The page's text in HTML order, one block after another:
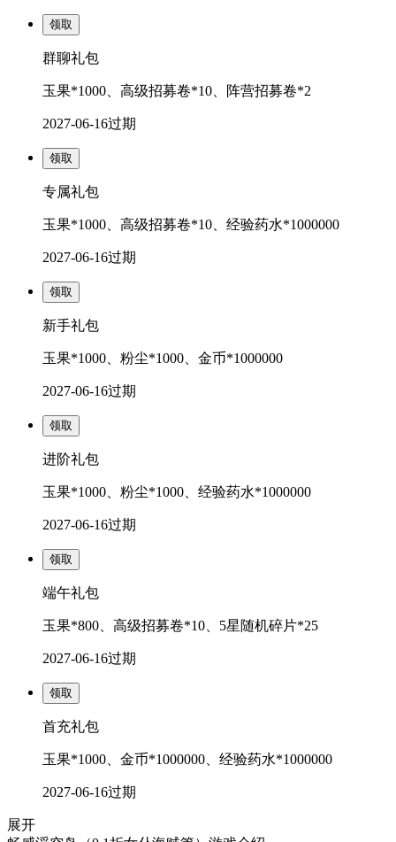
领取
群聊礼包
玉果*1000、高级招募卷*10、阵营招募卷*2
2027-06-16过期
领取
专属礼包
玉果*1000、高级招募卷*10、经验药水*1000000
2027-06-16过期
领取
新手礼包
玉果*1000、粉尘*1000、金币*1000000
2027-06-16过期
领取
进阶礼包
玉果*1000、粉尘*1000、经验药水*1000000
2027-06-16过期
领取
端午礼包
玉果*800、高级招募卷*10、5星随机碎片*25
2027-06-16过期
领取
首充礼包
玉果*1000、金币*1000000、经验药水*1000000
2027-06-16过期
展开